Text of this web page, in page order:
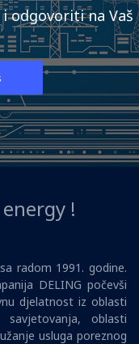
odgovoriti na Vaš
!
radom 1991. godine.
DELING počevši
djelatnost iz oblasti
savjetovanja, oblasti
usluga poreznog